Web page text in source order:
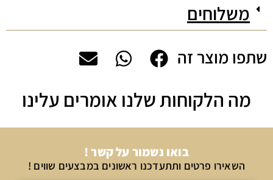
משלוחים
שתפו מוצר זה
מה הלקוחות שלנו אומרים עלינו
בואו נשמור על קשר !
השאירו פרטים ותתעדכנו ראשונים במבצעים שווים !